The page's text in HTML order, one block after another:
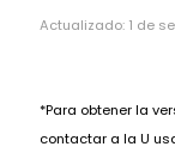
Actualizado: 1 de
*Para obtener la
contactar a la U